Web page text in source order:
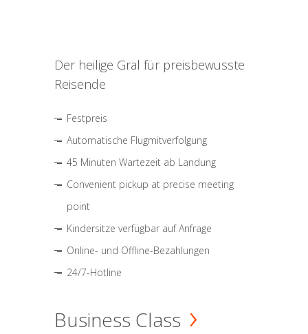
Der heilige Gral für preisbewusste
Reisende
Festpreis
Automatische Flugmitverfolgung
45 Minuten Wartezeit ab Landung
Convenient pickup at precise meeting
point
Kindersitze verfügbar auf Anfrage
Online- und Offline-Bezahlungen
24/7-Hotline
Business Class